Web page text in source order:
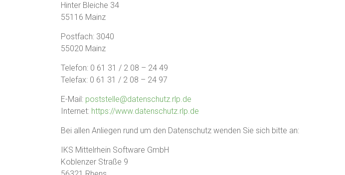
Hinter Bleiche 34
55116 Mainz
Postfach: 3040
55020 Mainz
Telefon: 0 61 31 / 2 08 – 24 49
Telefax: 0 61 31 / 2 08 – 24 97
E-Mail: poststelle@datenschutz.rlp.de
Internet: https://www.datenschutz.rlp.de
Bei allen Anliegen rund um den Datenschutz wenden Sie sich bitte an:
IKS Mittelrhein Software GmbH
Koblenzer Straße 9